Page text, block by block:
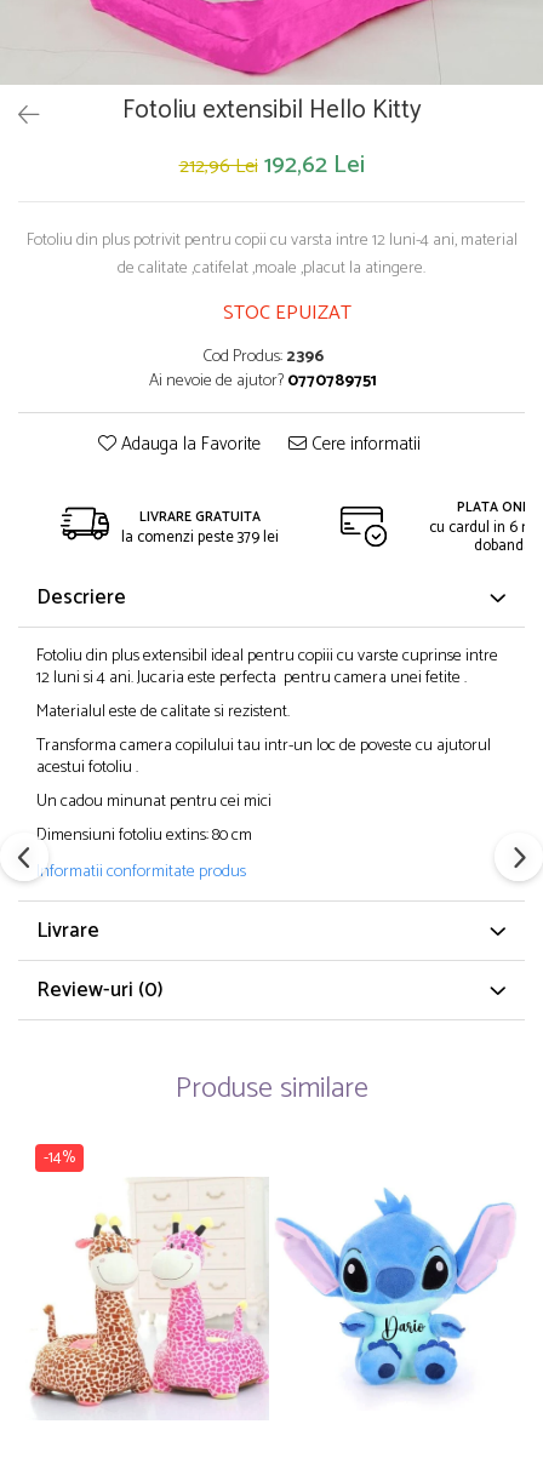
Papusi si accesorii
Trenulete si masinute
Fotoliu extensibil Hello Kitty
212,96 Lei 192,62 Lei
Fotoliu din plus potrivit pentru copii cu varsta intre 12 luni-4 ani, material
de calitate ,catifelat ,moale ,placut la atingere.
STOC EPUIZAT
Cod Produs:2396
Ai nevoie de ajutor?0770789751
Adauga la Favorite Cere informatii
LIVRARE GRATUITA
la comenzi peste 379 lei
PLATA
cu cardul in 6
dobanda
Descriere
Fotoliu din plus extensibil ideal pentru copiii cu varste cuprinse intre
12 luni si 4 ani. Jucaria este perfecta pentru camera unei fetite .
Materialul este de calitate si rezistent.
Transforma camera copilului tau intr-un loc de poveste cu ajutorul
acestui fotoliu .
Un cadou minunat pentru cei mici
Dimensiuni fotoliu extins: 80 cm
Informatii conformitate produs
Livrare
Review-uri (0)
Produse similare
-14%